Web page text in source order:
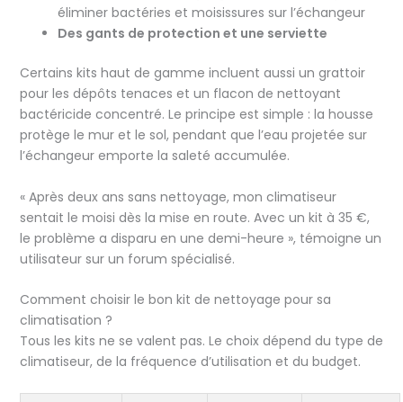
éliminer bactéries et moisissures sur l’échangeur
Des gants de protection et une serviette
Certains kits haut de gamme incluent aussi un grattoir
pour les dépôts tenaces et un flacon de nettoyant
bactéricide concentré. Le principe est simple : la housse
protège le mur et le sol, pendant que l’eau projetée sur
l’échangeur emporte la saleté accumulée.
« Après deux ans sans nettoyage, mon climatiseur
sentait le moisi dès la mise en route. Avec un kit à 35 €,
le problème a disparu en une demi-heure », témoigne un
utilisateur sur un forum spécialisé.
Comment choisir le bon kit de nettoyage pour sa
climatisation ?
Tous les kits ne se valent pas. Le choix dépend du type de
climatiseur, de la fréquence d’utilisation et du budget.